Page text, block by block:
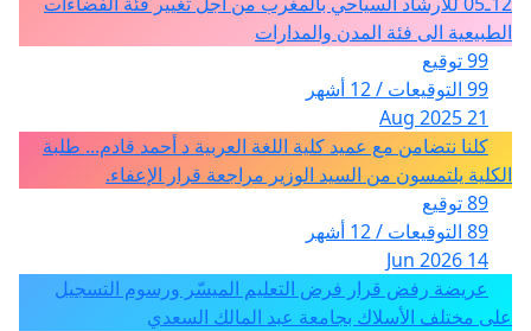
الطبيعية الى فئة المدن والمدارات
99 توقيع
99 التوقيعات / 12 أشهر
21 Aug 2025
كلنا نتضامن مع عميد كلية اللغة العربية د أحمد قادم... طلبة
الكلية يلتمسون من السيد الوزير مراجعة قرار الإعفاء.
89 توقيع
89 التوقيعات / 12 أشهر
14 Jun 2026
عريضة رفض قرار فرض التعليم الميسّر ورسوم التسجيل
على مختلف الأسلاك بجامعة عبد المالك السعدي